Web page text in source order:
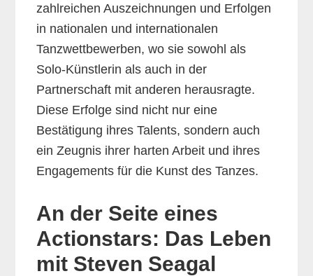
zahlreichen Auszeichnungen und Erfolgen
in nationalen und internationalen
Tanzwettbewerben, wo sie sowohl als
Solo-Künstlerin als auch in der
Partnerschaft mit anderen herausragte.
Diese Erfolge sind nicht nur eine
Bestätigung ihres Talents, sondern auch
ein Zeugnis ihrer harten Arbeit und ihres
Engagements für die Kunst des Tanzes.
An der Seite eines
Actionstars: Das Leben
mit Steven Seagal